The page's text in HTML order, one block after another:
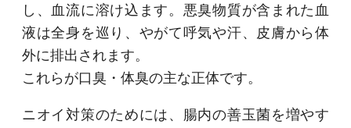
し、血流に溶け込ます。悪臭物質が含まれた血
液は全身を巡り、やがて呼気や汗、皮膚から体
外に排出されます。
これらが口臭・体臭の主な正体です。
ニオイ対策のためには、腸内の善玉菌を増やす